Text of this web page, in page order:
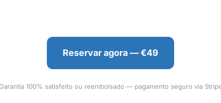
Reservar agora — €49
Garantia 100% satisfeito ou reembolsado — pagamento seguro via